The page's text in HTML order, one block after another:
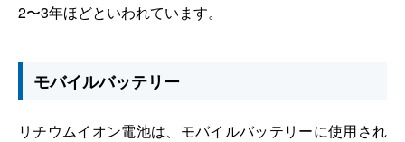
2〜3年ほどといわれています。
モバイルバッテリー
リチウムイオン電池は、モバイルバッテリーに使用され